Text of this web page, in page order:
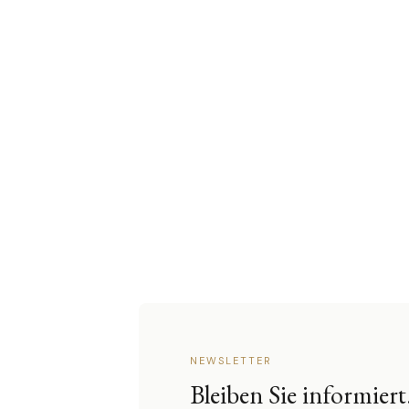
NEWSLETTER
Bleiben Sie